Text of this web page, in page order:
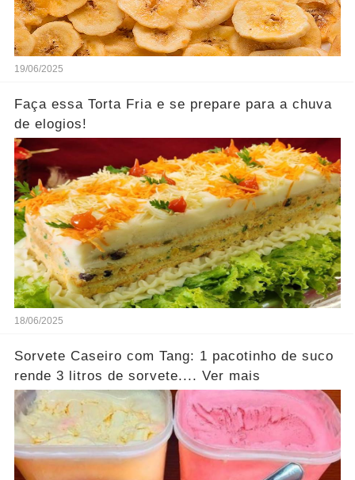
19/06/2025
Faça essa Torta Fria e se prepare para a chuva
de elogios!
18/06/2025
Sorvete Caseiro com Tang: 1 pacotinho de suco
rende 3 litros de sorvete.... Ver mais